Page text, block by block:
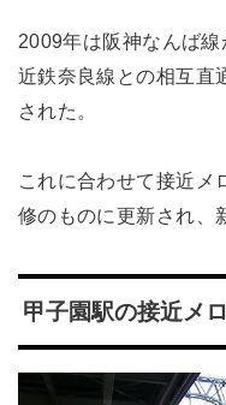
2009年は阪神なんば線
近鉄奈良線との相互直
された。
これに合わせて接近メ
修のものに更新され、
甲子園駅の接近メ